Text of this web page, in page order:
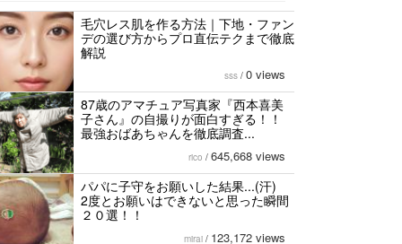
毛穴レス肌を作る方法｜下地・ファン
デの選び方からプロ直伝テクまで徹底
解説
sss / 0 views
87歳のアマチュア写真家『西本喜美
子さん』の自撮りが面白すぎる！！
最強おばあちゃんを徹底調査...
rico / 645,668 views
パパに子守をお願いした結果...(汗)
2度とお願いはできないと思った瞬間
２０選！！
mirai / 123,172 views